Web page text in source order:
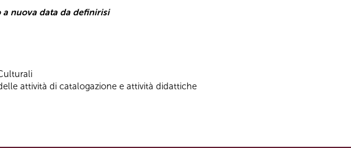
a nuova data da definirisi
attività di catalogazione e attività didattiche